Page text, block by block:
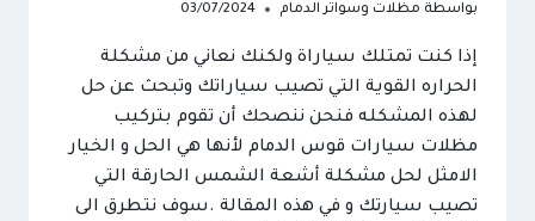
بواسطة مظلات وسواتر الدمام 03/07/2024
إذا كنت تمتلك سياراة ولكنك نعاني من مشكلة
الحراره القوية التي تصيب سياراتك وتبحث عن حل
لهذه المشكله فنحن ننصحك أن تقوم بتركيب
مظلات سيارات قوس الدمام لأنها هي الحل و الخيار
الامثل لحل مشكلة أشعة الشمس الحارقة التي
تصيب سيارتك و في هذه المقالة .سوف نتطرق الى